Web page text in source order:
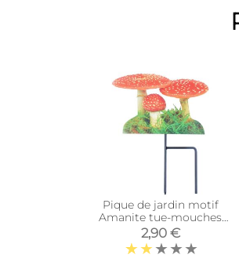
Pique de jardin motif
Amanite tue-mouches
(Unitaire)
2,90 €